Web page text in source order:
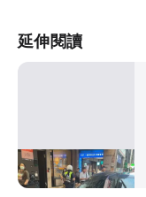
延伸閱讀